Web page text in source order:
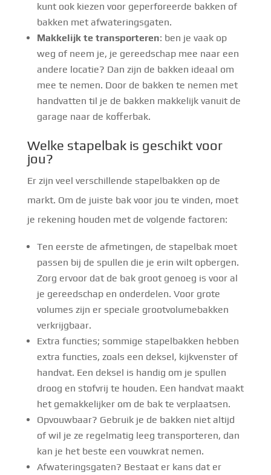
kunt ook kiezen voor geperforeerde bakken of
bakken met afwateringsgaten.
Makkelijk te transporteren: ben je vaak op
weg of neem je, je gereedschap mee naar een
andere locatie? Dan zijn de bakken ideaal om
mee te nemen. Door de bakken te nemen met
handvatten til je de bakken makkelijk vanuit de
garage naar de kofferbak.
Welke stapelbak is geschikt voor
jou?
Er zijn veel verschillende stapelbakken op de
markt. Om de juiste bak voor jou te vinden, moet
je rekening houden met de volgende factoren:
Ten eerste de afmetingen, de stapelbak moet
passen bij de spullen die je erin wilt opbergen.
Zorg ervoor dat de bak groot genoeg is voor al
je gereedschap en onderdelen. Voor grote
volumes zijn er speciale grootvolumebakken
verkrijgbaar.
Extra functies; sommige stapelbakken hebben
extra functies, zoals een deksel, kijkvenster of
handvat. Een deksel is handig om je spullen
droog en stofvrij te houden. Een handvat maakt
het gemakkelijker om de bak te verplaatsen.
Opvouwbaar? Gebruik je de bakken niet altijd
of wil je ze regelmatig leeg transporteren, dan
kan je het beste een vouwkrat nemen.
Afwateringsgaten? Bestaat er kans dat er